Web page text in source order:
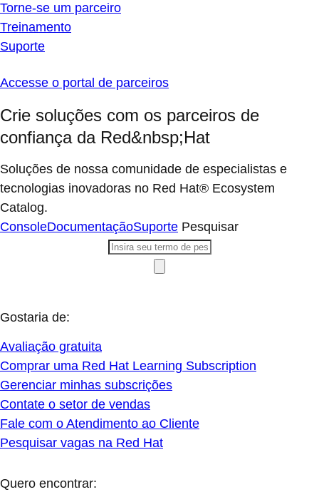
Torne-se um parceiro
Treinamento
Suporte
Accesse o portal de parceiros
Crie soluções com os parceiros de
confiança da Red&nbsp;Hat
Soluções de nossa comunidade de especialistas e
tecnologias inovadoras no Red Hat® Ecosystem
Catalog.
ConsoleDocumentaçãoSuporte Pesquisar
Gostaria de:
Avaliação gratuita
Comprar uma Red Hat Learning Subscription
Gerenciar minhas subscrições
Contate o setor de vendas
Fale com o Atendimento ao Cliente
Pesquisar vagas na Red Hat
Quero encontrar: